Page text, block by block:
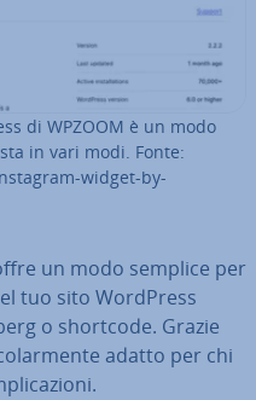
di WPZOOM è un modo
in vari modi. Fonte:
widget-by-
un modo semplice per
tuo sito WordPress
o shortcode. Grazie
adatto per chi